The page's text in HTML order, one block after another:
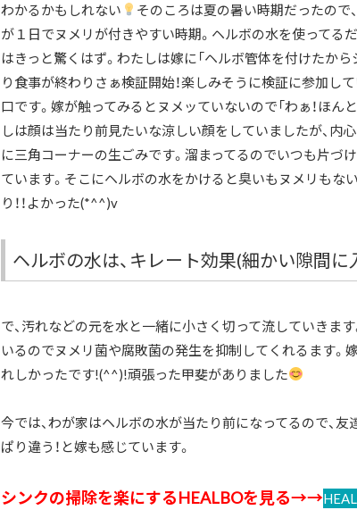
わかるかもしれない
そのころは夏の暑い時期だったので
が１日でヌメリが付きやすい時期。ヘルボの水を使ってる
はきっと驚くはず。わたしは嫁に「ヘルボ管体を付けたか
り食事が終わりさぁ検証開始！楽しみそうに検証に参加し
口です。嫁が触ってみるとヌメッていないので「わぁ！ほん
しは顔は当たり前見たいな涼しい顔をしていましたが、内
に三角コーナーの生ごみです。溜まってるのでいつも片づ
ています。そこにヘルボの水をかけると臭いもヌメリもな
り！！よかった(*^^)v
ヘルボの水は、キレート効果(細かい隙間
で、汚れなどの元を水と一緒に小さく切って流していきま
いるのでヌメリ菌や腐敗菌の発生を抑制してくれるます。
れしかったです!(^^)!頑張った甲斐がありました
今では、わが家はヘルボの水が当たり前になってるので、
ぱり違う！と嫁も感じています。
シンクの掃除を楽にするHEALBOを見る→→